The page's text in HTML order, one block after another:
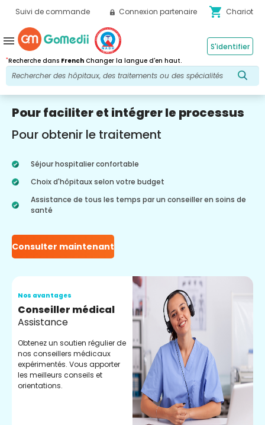
Suivi de commande Connexion partenaire shopping_cart Chariot
*Recherche dans French Changer la langue d'en haut.
S'identifier
menu
Pour faciliter et intégrer le processus
Pour obtenir le traitement
Séjour hospitalier confortable
Choix d'hôpitaux selon votre budget
Assistance de tous les temps par un conseiller en soins de
santé
Consulter maintenant
Nos avantages
Conseiller médical
Assistance
Obtenez un soutien régulier de
nos conseillers médicaux
expérimentés. Vous apporter
les meilleurs conseils et
orientations.